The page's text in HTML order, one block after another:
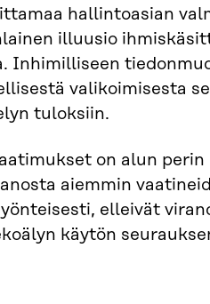
hallintoasian
illuusio
Inhimilliseen
valikoimisesta
tuloksiin.
on alun
aiemmin
elleivät
käytön